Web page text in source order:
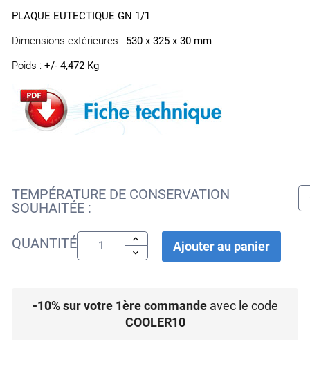
PLAQUE EUTECTIQUE GN 1/1
Dimensions extérieures : 530 x 325 x 30 mm
Poids : +/- 4,472 Kg
TEMPÉRATURE DE CONSERVATION
SOUHAITÉE :
QUANTITÉ Ajouter au panier
-10% sur votre 1ère commandeavec le code
COOLER10